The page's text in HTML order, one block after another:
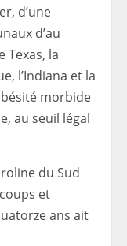
d’une
d’au
Texas, la
l’Indiana et la
morbide
au seuil légal
du Sud
et
ans ait